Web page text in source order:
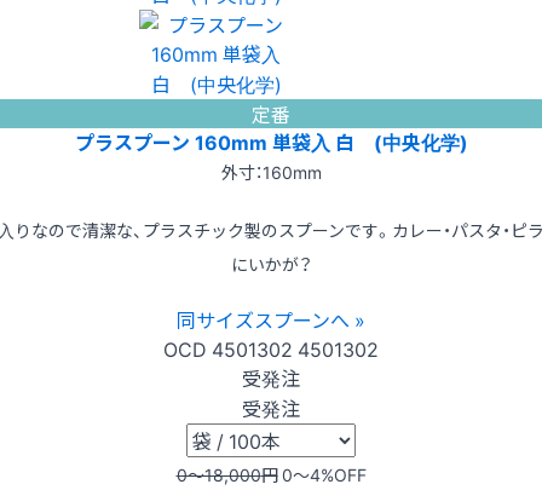
定番
プラスプーン 160mm 単袋入 白 (中央化学)
外寸：160mm
りなので清潔な、プラスチック製のスプーンです。カレー・パスタ・ピ
にいかが？
同サイズスプーンへ »
OCD 4501302 4501302
受発注
受発注
0〜18,000円0〜4%OFF